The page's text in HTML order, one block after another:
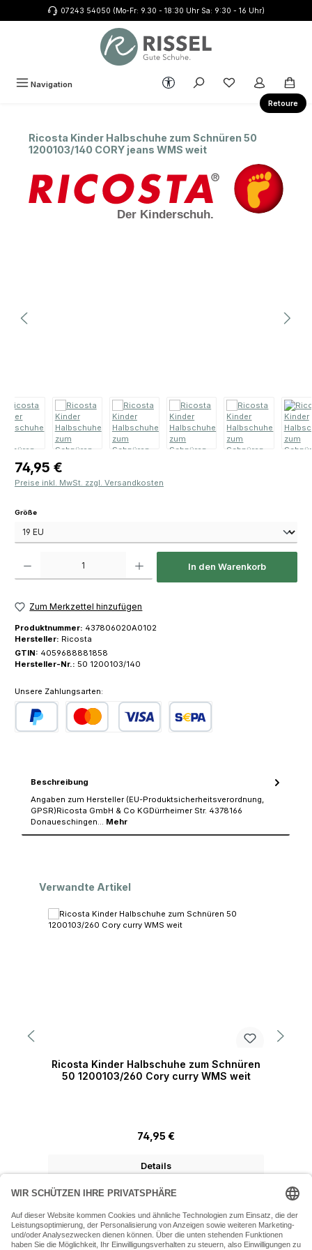
Zum Hauptinhalt springen07243 54050 (Mo-Fr: 9.30 - 18:30 Uhr Sa: 9:30 - 16 Uhr)
Retoure
Navigation Werkzeugleiste anzeigen
Du hast 0
Ricosta Kinder Halbschuhe zum Schnüren 50
1200103/140 CORY jeans WMS weit
Regulärer Preis:
74,95 €
Preise inkl. MwSt. zzgl. Versandkosten
Größeauswählen
In den Warenkorb
Zum Merkzettel hinzufügen
Produktnummer: 437806020A0102
Hersteller: Ricosta
GTIN: 4059688881858
Hersteller-Nr.: 50 1200103/140
Unsere Zahlungsarten:
Beschreibung
Angaben zum Hersteller (EU-Produktsicherheitsverordnung,
GPSR)Ricosta GmbH & Co KGDürrheimer Str. 4378166
Donaueschingen… Mehr
Produktgalerie überspringen
Verwandte Artikel
Ricosta Kinder Halbschuhe zum Schnüren
50 1200103/260 Cory curry WMS weit
Regulärer Preis:
74,95 €
Details
07243 54050 (Mo-Fr: 9.30 - 18:30 Uhr Sa: 9:30 - 16 Uhr)